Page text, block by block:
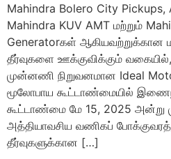
Mahindra Bolero City Pickups,
Mahindra KUV AMT மற்றும்
Generatorகள் ஆகியவற்றுக்கான
தீர்வுகளை ஊக்குவிக்கும்
முன்னணி நிறுவனமான Ideal
மூலோபாய கூட்டாண்மையில்
கூட்டாண்மை மே 15, 2025 அன்று
அத்தியாவசிய வணிகப்
தீர்வுகளுக்கான […]